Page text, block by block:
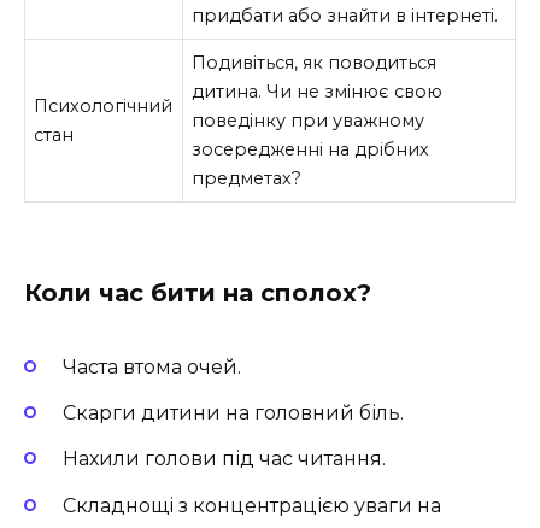
придбати або знайти в інтернеті.
Психологічний
стан
Подивіться, як поводиться
дитина. Чи не змінює свою
поведінку при уважному
зосередженні на дрібних
предметах?
Коли час бити на сполох?
Часта втома очей.
Скарги дитини на головний біль.
Нахили голови під час читання.
Складнощі з концентрацією уваги на